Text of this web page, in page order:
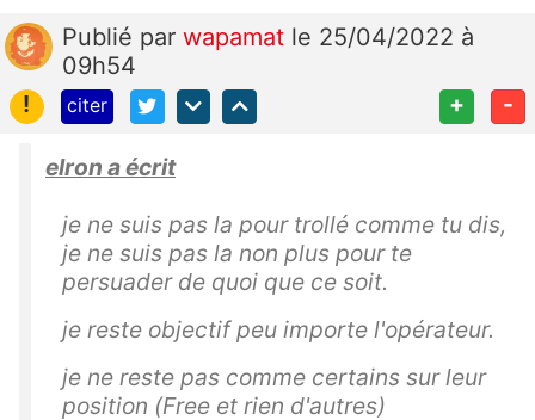
Publié par wapamat le 25/04/2022 à
09h54
!
citer + -
elron a écrit
je ne suis pas la pour trollé comme tu dis,
je ne suis pas la non plus pour te
persuader de quoi que ce soit.
je reste objectif peu importe l'opérateur.
je ne reste pas comme certains sur leur
position (Free et rien d'autres)